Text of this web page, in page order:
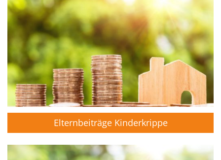
Elternbeiträge Kinderkrippe